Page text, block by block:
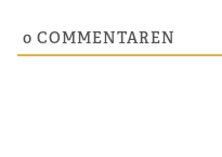
0 COMMENTAREN